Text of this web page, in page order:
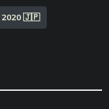
2020 🇯🇵